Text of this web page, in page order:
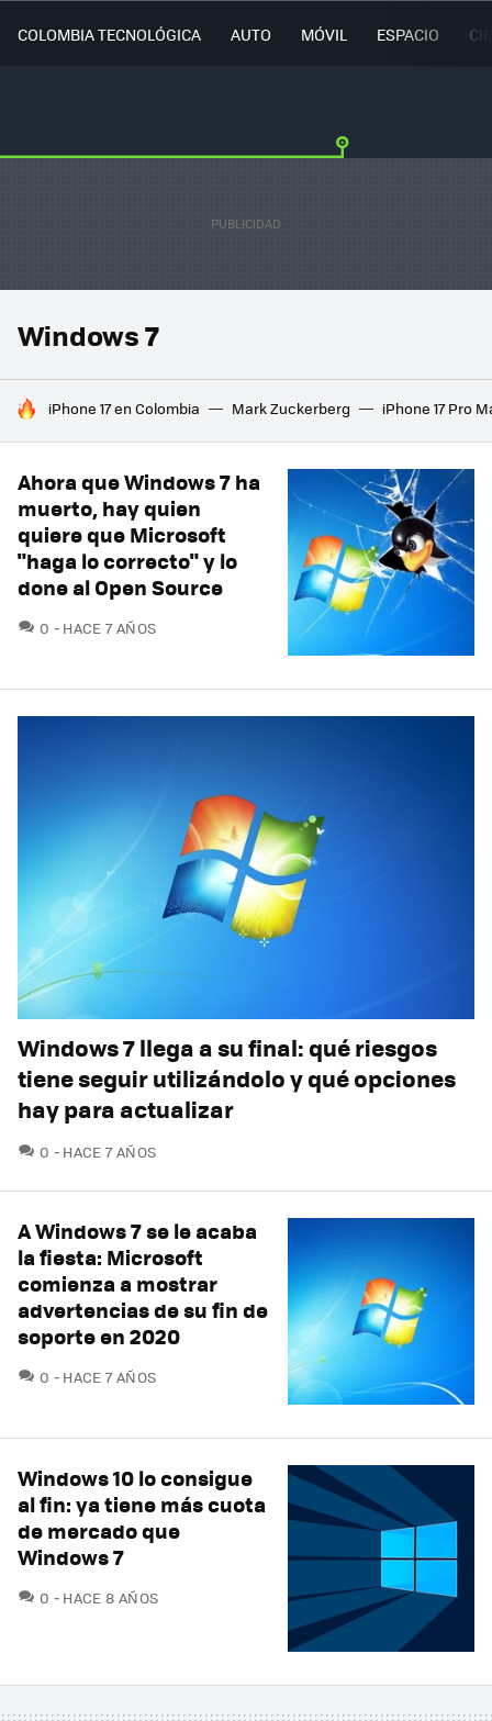
COLOMBIA TECNOLÓGICA AUTO MÓVIL ESPACIO
Windows 7
HOY SE HABLA DE
iPhone 17 en Colombia Mark Zuckerberg iPhone 17 Pro
Ahora que Windows 7 ha
muerto, hay quien
quiere que Microsoft
"haga lo correcto" y lo
done al Open Source
0 COMENTARIOS
HACE 7 AÑOS
Windows 7 llega a su final: qué riesgos
tiene seguir utilizándolo y qué opciones
hay para actualizar
0 COMENTARIOS
HACE 7 AÑOS
A Windows 7 se le acaba
la fiesta: Microsoft
comienza a mostrar
advertencias de su fin de
soporte en 2020
0 COMENTARIOS
HACE 7 AÑOS
Windows 10 lo consigue
al fin: ya tiene más cuota
de mercado que
Windows 7
0 COMENTARIOS
HACE 8 AÑOS